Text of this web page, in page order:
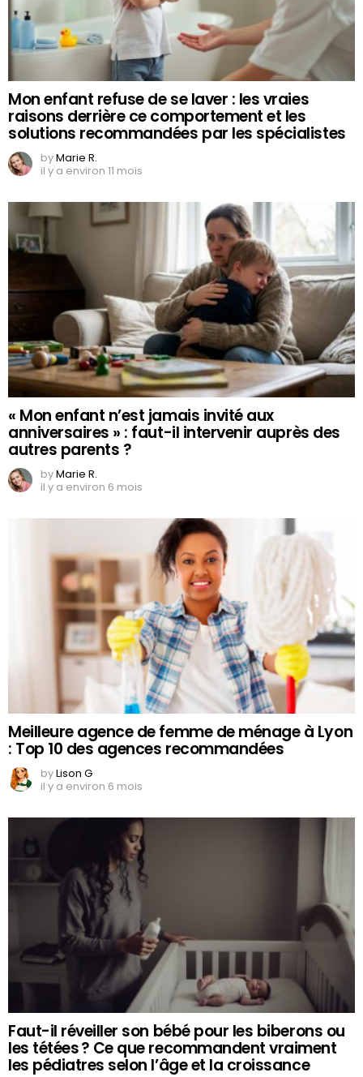
Mon enfant refuse de se laver : les vraies
raisons derrière ce comportement et les
solutions recommandées par les spécialistes
byMarie R.
il y a environ 11 mois
« Mon enfant n’est jamais invité aux
anniversaires » : faut-il intervenir auprès des
autres parents ?
byMarie R.
il y a environ 6 mois
Meilleure agence de femme de ménage à Lyon
: Top 10 des agences recommandées
byLison G
il y a environ 6 mois
Faut-il réveiller son bébé pour les biberons ou
les tétées ? Ce que recommandent vraiment
les pédiatres selon l’âge et la croissance